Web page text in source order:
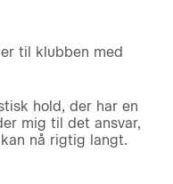
til klubben med
hold, der har en
mig til det ansvar,
nå rigtig langt.